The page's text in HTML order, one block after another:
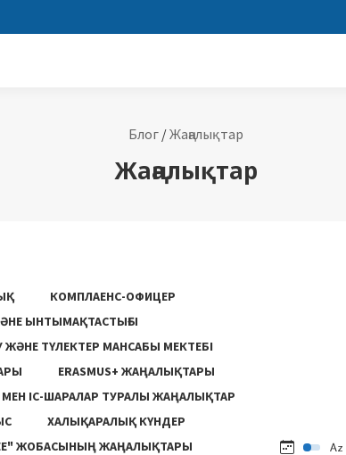
Блог/Жаңалықтар
Жаңалықтар
КОМПЛАЕНС-ОФИЦЕР
ЫНТЫМАҚТАСТЫҒЫ
ТҮЛЕКТЕР МАНСАБЫ МЕКТЕБІ
ERASMUS+ ЖАҢАЛЫҚТАРЫ
ІС-ШАРАЛАР ТУРАЛЫ ЖАҢАЛЫҚТАР
ХАЛЫҚАРАЛЫҚ КҮНДЕР
ЖОБАСЫНЫҢ ЖАҢАЛЫҚТАРЫ